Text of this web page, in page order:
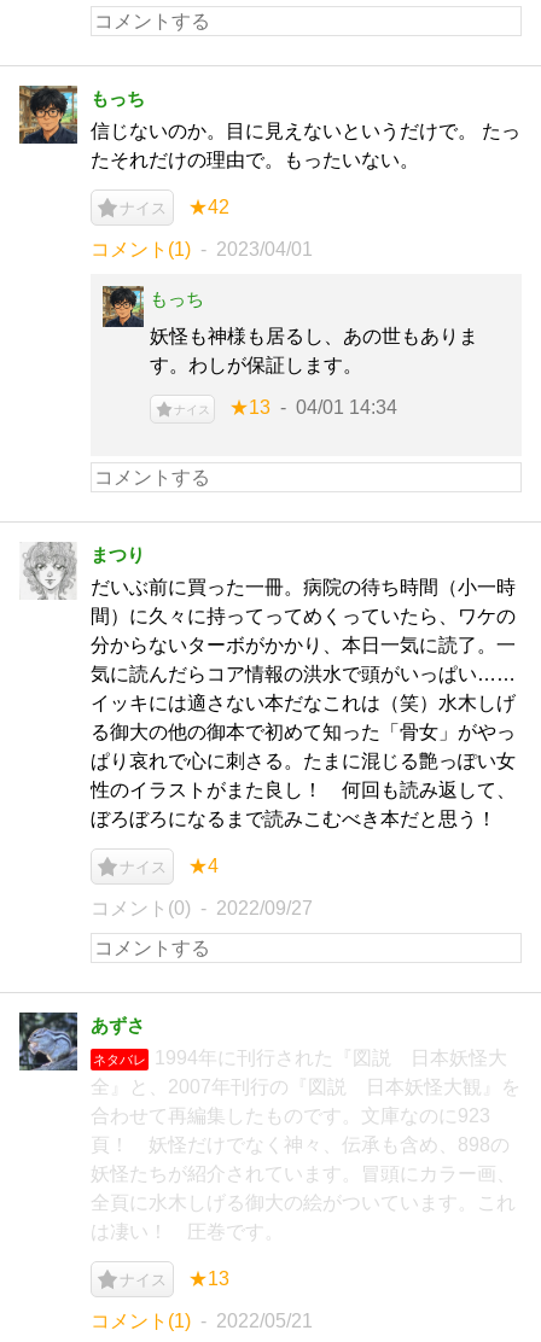
もっち
信じないのか。目に見えないというだけで。 たっ
たそれだけの理由で。もったいない。
ナイス ★42
コメント(1) 2023/04/01
もっち
妖怪も神様も居るし、あの世もありま
す。わしが保証します。
ナイス ★13 04/01 14:34
まつり
だいぶ前に買った一冊。病院の待ち時間（小一時
間）に久々に持ってってめくっていたら、ワケの
分からないターボがかかり、本日一気に読了。一
気に読んだらコア情報の洪水で頭がいっぱい……
イッキには適さない本だなこれは（笑）水木しげ
る御大の他の御本で初めて知った「骨女」がやっ
ぱり哀れで心に刺さる。たまに混じる艶っぽい女
性のイラストがまた良し！ 何回も読み返して、
ぼろぼろになるまで読みこむべき本だと思う！
ナイス ★4
コメント(0) 2022/09/27
あずさ
ネタバレ
1994年に刊行された『図説 日本妖怪大
全』と、2007年刊行の『図説 日本妖怪大観』を
合わせて再編集したものです。文庫なのに923
頁！ 妖怪だけでなく神々、伝承も含め、898の
妖怪たちが紹介されています。冒頭にカラー画、
全頁に水木しげる御大の絵がついています。これ
は凄い！ 圧巻です。
ナイス ★13
コメント(1) 2022/05/21